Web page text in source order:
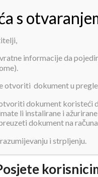
informacije da
otvoriti dokument u
dokument koristeći
li instalirane i
dokument na
i strpljenju.